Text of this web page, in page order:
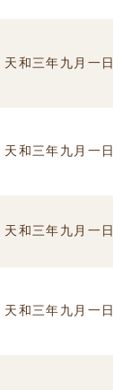
天和三年九月一日
天和三年九月一日
天和三年九月一日
天和三年九月一日